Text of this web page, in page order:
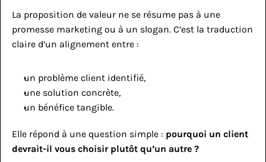
La proposition de valeur ne se résume pas à une
promesse marketing ou à un slogan. C’est la traduction
claire d’un alignement entre :
un problème client identifié,
une solution concrète,
un bénéfice tangible.
Elle répond à une question simple : pourquoi un client
devrait-il vous choisir plutôt qu’un autre ?